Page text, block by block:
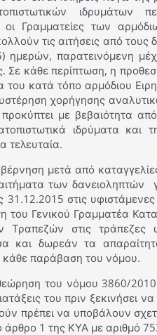
ιδρυμάτων
Γραμματείες των
τις αιτήσεις από τους
παρατεινόμενη
Σε κάθε περίπτωση, η
κατά τόπο αρμόδιου
χορήγησης
με βεβαιότητα
ιδρύματα και
τελευταία.
μετά από
των δανειοληπτών
στις
Γενικού Γραμματέα
Τραπεζών στις τράπεζες
και δωρεάν τα
κάθε παράβαση του νόμου.
του νόμου 3860/
του πριν ξεκινήσει
πρέπει να υποβάλουν
άρθρο 1 της ΚΥΑ με αριθμό